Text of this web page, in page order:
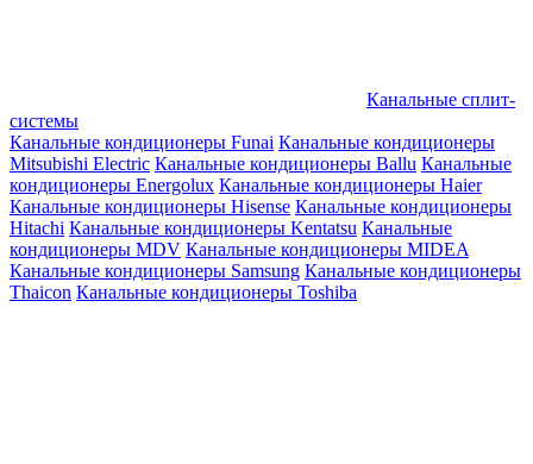
Канальные сплит-
системы
Канальные кондиционеры Funai Канальные кондиционеры
Mitsubishi Electric Канальные кондиционеры Ballu Канальные
кондиционеры Energolux Канальные кондиционеры Haier
Канальные кондиционеры Hisense Канальные кондиционеры
Hitachi Канальные кондиционеры Kentatsu Канальные
кондиционеры MDV Канальные кондиционеры MIDEA
Канальные кондиционеры Samsung Канальные кондиционеры
Thaicon Канальные кондиционеры Toshiba